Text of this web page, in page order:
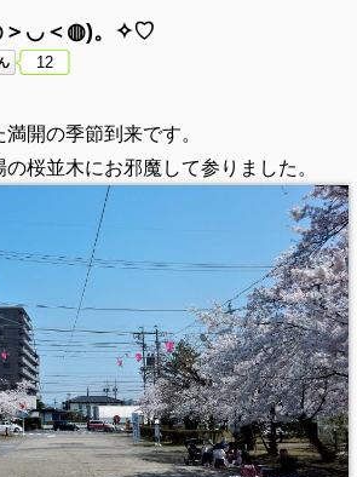
＞◡＜◍)。✧♡
12
開の季節到来です。
桜並木にお邪魔して参りました。